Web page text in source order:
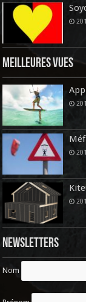
Meilleures vues
Newsletters
Nom